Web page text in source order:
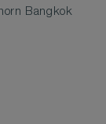
Bangkok